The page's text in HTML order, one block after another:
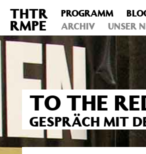
Deprecated : Die Funktion
includes/functions.phpon line6031
THTR
RMPE
PROGRAMM
ARCHIV
UNSER
TO THE
GESPRÄCH MIT